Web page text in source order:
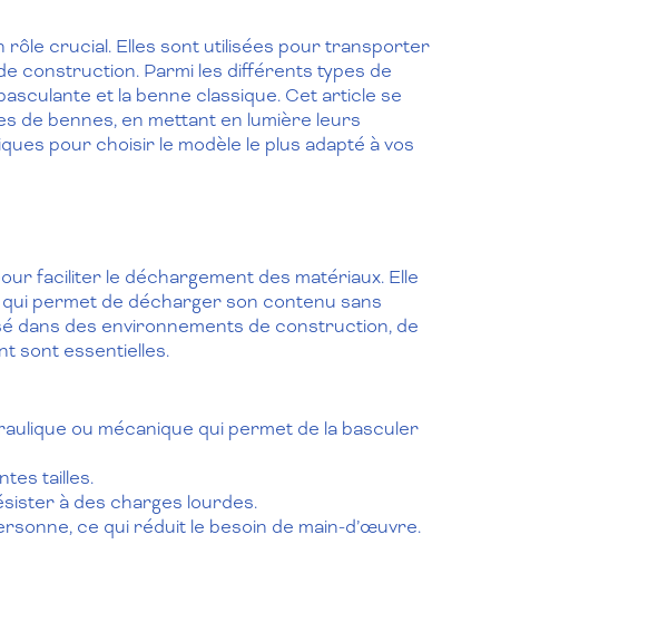
rôle crucial. Elles sont utilisées pour transporter
construction. Parmi les différents types de
et la benne classique. Cet article se
de bennes, en mettant en lumière leurs
pour choisir le modèle le plus adapté à vos
faciliter le déchargement des matériaux. Elle
permet de décharger son contenu sans
dans des environnements de construction, de
sont essentielles.
ou mécanique qui permet de la basculer
tailles.
à des charges lourdes.
ce qui réduit le besoin de main-d’œuvre.